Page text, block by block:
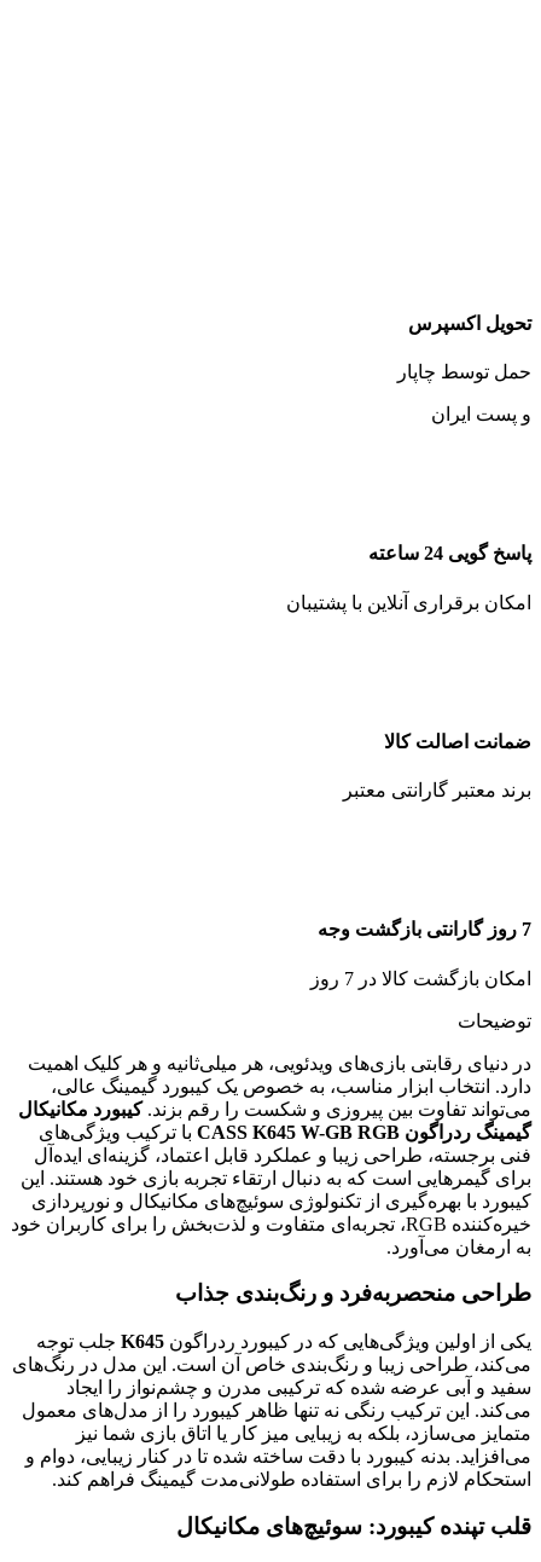
تحویل اکسپرس
حمل توسط چاپار
و پست ایران
پاسخ گویی 24 ساعته
امکان برقراری آنلاین با پشتیبان
ضمانت اصالت کالا
برند معتبر گارانتی معتبر
7 روز گارانتی بازگشت وجه
امکان بازگشت کالا در 7 روز
توضیحات
در دنیای رقابتی بازی‌های ویدئویی، هر میلی‌ثانیه و هر کلیک اهمیت
دارد. انتخاب ابزار مناسب، به خصوص یک کیبورد گیمینگ عالی،
می‌تواند تفاوت بین پیروزی و شکست را رقم بزند.کیبورد مکانیکال
گیمینگ ردراگون CASS K645 W-GB RGB
با ترکیب ویژگی‌های
فنی برجسته، طراحی زیبا و عملکرد قابل اعتماد، گزینه‌ای ایده‌آل
برای گیمرهایی است که به دنبال ارتقاء تجربه بازی خود هستند. این
کیبورد با بهره‌گیری از تکنولوژی سوئیچ‌های مکانیکال و نورپردازی
خیره‌کننده RGB، تجربه‌ای متفاوت و لذت‌بخش را برای کاربران خود
به ارمغان می‌آورد.
طراحی منحصربه‌فرد و رنگ‌بندی جذاب
یکی از اولین ویژگی‌هایی که در کیبورد ردراگون K645 جلب توجه
می‌کند، طراحی زیبا و رنگ‌بندی خاص آن است. این مدل در رنگ‌های
سفید و آبی عرضه شده که ترکیبی مدرن و چشم‌نواز را ایجاد
می‌کند. این ترکیب رنگی نه تنها ظاهر کیبورد را از مدل‌های معمول
متمایز می‌سازد، بلکه به زیبایی میز کار یا اتاق بازی شما نیز
می‌افزاید. بدنه کیبورد با دقت ساخته شده تا در کنار زیبایی، دوام و
استحکام لازم را برای استفاده طولانی‌مدت گیمینگ فراهم کند.
قلب تپنده کیبورد: سوئیچ‌های مکانیکال